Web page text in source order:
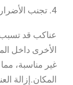
4. تجنب الأضرار التي قد تصيب الممتلكات
عناكب قد تسبب
الأخرى داخل
غير مناسبة،
المكان.إزالة